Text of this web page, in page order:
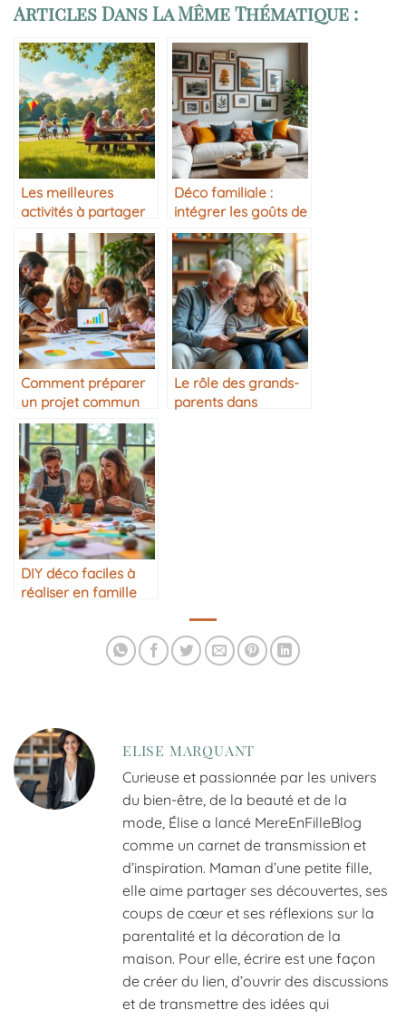
Articles Dans La Même Thématique :
Les meilleures
activités à partager
en famille
Déco familiale :
intégrer les goûts de
chacun
Comment préparer
un projet commun
en famille
Le rôle des grands-
parents dans
DIY déco faciles à
réaliser en famille
ELISE MARQUANT
Curieuse et passionnée par les univers
du bien-être, de la beauté et de la
mode, Élise a lancé MereEnFilleBlog
comme un carnet de transmission et
d’inspiration. Maman d’une petite fille,
elle aime partager ses découvertes, ses
coups de cœur et ses réflexions sur la
parentalité et la décoration de la
maison. Pour elle, écrire est une façon
de créer du lien, d’ouvrir des discussions
et de transmettre des idées qui